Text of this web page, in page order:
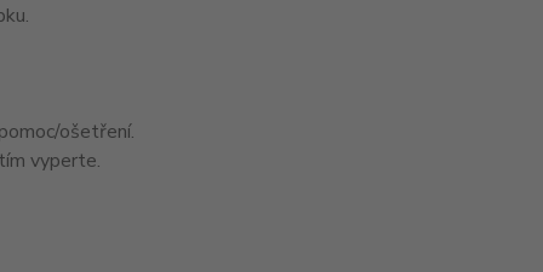
ošetření.
vyperte.